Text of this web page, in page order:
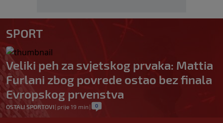
SPORT
Veliki peh za svjetskog prvaka: Mattia
Furlani zbog povrede ostao bez finala
Evropskog prvenstva
OSTALI SPORTOVI| prije 19 min | 0